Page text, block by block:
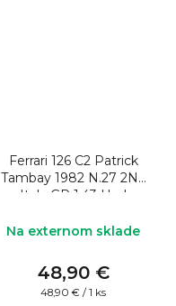
Ferrari 126 C2 Patrick
Tambay 1982 N.27 2Nd
Italy GP 1:43 Upd
Na externom sklade
48,90 €
Jednotková
48,90 € / 1 ks